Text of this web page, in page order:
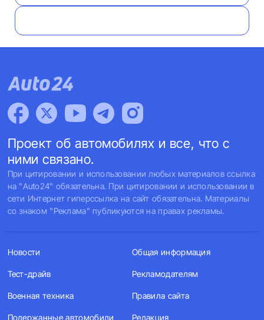
Проект об автомобилях и все, что с
ними связано.
При цитировании и использовании любых материалов ссылка
на "Auto24" обязательна. При цитировании и использовании в
сети Интернет гиперссылка на сайт обязательна. Материалы
со знаком "Реклама" публикуются на правах рекламы.
Новости
Тест-драйв
Военная техника
Подержанные автомобили
Общая информация
Рекламодателям
Правила сайта
Редакция